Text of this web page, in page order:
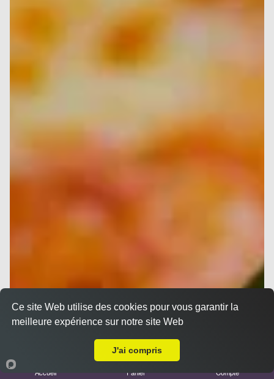
Accueil Panier Compte
Ce site Web utilise des cookies pour vous garantir la
meilleure expérience sur notre site Web
J'ai compris